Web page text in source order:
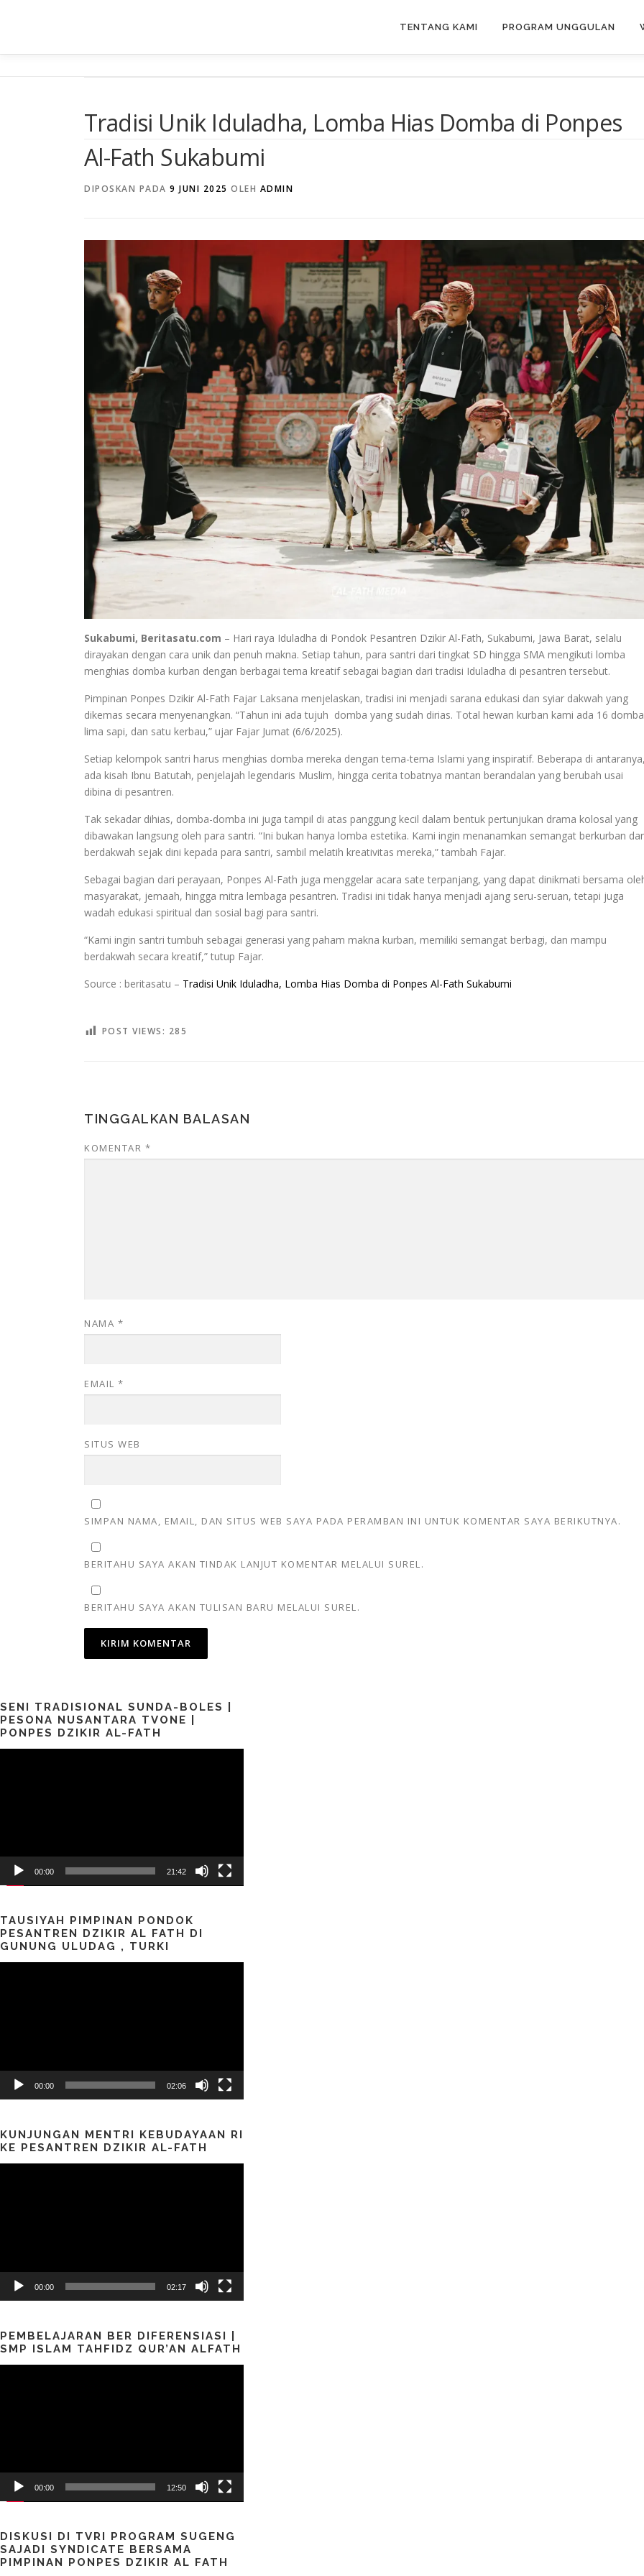
TENTANG KAMI PROGRAM UNGGULAN
Tradisi Unik Iduladha, Lomba Hias Domba di Ponpes
Al-Fath Sukabumi
DIPOSKAN PADA 9 JUNI 2025 OLEH ADMIN
Sukabumi, Beritasatu.com – Hari raya Iduladha di Pondok Pesantren Dzikir Al-Fath, Sukabumi, Jawa Barat, selalu
dirayakan dengan cara unik dan penuh makna. Setiap tahun, para santri dari tingkat SD hingga SMA mengikuti lomba
menghias domba kurban dengan berbagai tema kreatif sebagai bagian dari tradisi Iduladha di pesantren tersebut.
Pimpinan Ponpes Dzikir Al-Fath Fajar Laksana menjelaskan, tradisi ini menjadi sarana edukasi dan syiar dakwah yang
dikemas secara menyenangkan. “Tahun ini ada tujuh domba yang sudah dirias. Total hewan kurban kami ada 16
lima sapi, dan satu kerbau,” ujar Fajar Jumat (6/6/2025).
Setiap kelompok santri harus menghias domba mereka dengan tema-tema Islami yang inspiratif. Beberapa di antaranya,
ada kisah Ibnu Batutah, penjelajah legendaris Muslim, hingga cerita tobatnya mantan berandalan yang berubah usai
dibina di pesantren.
Tak sekadar dihias, domba-domba ini juga tampil di atas panggung kecil dalam bentuk pertunjukan drama kolosal yang
dibawakan langsung oleh para santri. “Ini bukan hanya lomba estetika. Kami ingin menanamkan semangat berkurban
berdakwah sejak dini kepada para santri, sambil melatih kreativitas mereka,” tambah Fajar.
Sebagai bagian dari perayaan, Ponpes Al-Fath juga menggelar acara sate terpanjang, yang dapat dinikmati bersama
masyarakat, jemaah, hingga mitra lembaga pesantren. Tradisi ini tidak hanya menjadi ajang seru-seruan, tetapi juga
wadah edukasi spiritual dan sosial bagi para santri.
“Kami ingin santri tumbuh sebagai generasi yang paham makna kurban, memiliki semangat berbagi, dan mampu
berdakwah secara kreatif,” tutup Fajar.
Source : beritasatu – Tradisi Unik Iduladha, Lomba Hias Domba di Ponpes Al-Fath Sukabumi
POST VIEWS: 285
TINGGALKAN BALASAN
KOMENTAR *
NAMA *
EMAIL *
SITUS WEB
SIMPAN NAMA, EMAIL, DAN SITUS WEB SAYA PADA PERAMBAN INI UNTUK KOMENTAR SAYA BERIKUTNYA.
BERITAHU SAYA AKAN TINDAK LANJUT KOMENTAR MELALUI SUREL.
BERITAHU SAYA AKAN TULISAN BARU MELALUI SUREL.
SENI TRADISIONAL SUNDA-BOLES |
PESONA NUSANTARA TVONE |
PONPES DZIKIR AL-FATH
00:00 21:42
TAUSIYAH PIMPINAN PONDOK
PESANTREN DZIKIR AL FATH DI
GUNUNG ULUDAG , TURKI
00:00 02:06
KUNJUNGAN MENTRI KEBUDAYAAN RI
KE PESANTREN DZIKIR AL-FATH
00:00 02:17
PEMBELAJARAN BER DIFERENSIASI |
SMP ISLAM TAHFIDZ QUR’AN ALFATH
00:00 12:50
DISKUSI DI TVRI PROGRAM SUGENG
SAJADI SYNDICATE BERSAMA
PIMPINAN PONPES DZIKIR AL FATH